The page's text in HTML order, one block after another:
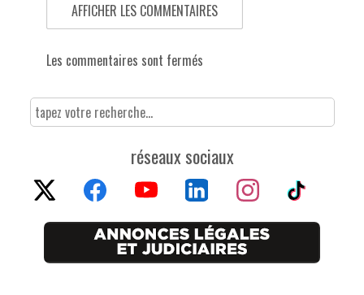
AFFICHER LES COMMENTAIRES
Les commentaires sont fermés
réseaux sociaux